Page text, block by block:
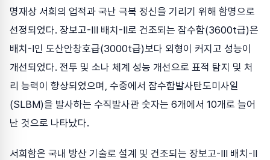
명재상 서희의 업적과 국난 극복 정신을 기리기 위해 함명으로
선정되었다. 장보고-Ⅲ 배치-Ⅱ로 건조되는 잠수함(3600t급)은
배치-Ⅰ인 도산안창호급(3000t급)보다 외형이 커지고 성능이
개선되었다. 전투 및 소나 체계 성능 개선으로 표적 탐지 및 처
리 능력이 향상되었으며, 수중에서 잠수함발사탄도미사일
(SLBM)을 발사하는 수직발사관 숫자는 6개에서 10개로 늘어
난 것으로 나타났다.
서희함은 국내 방산 기술로 설계 및 건조되는 장보고-Ⅲ 배치-Ⅱ